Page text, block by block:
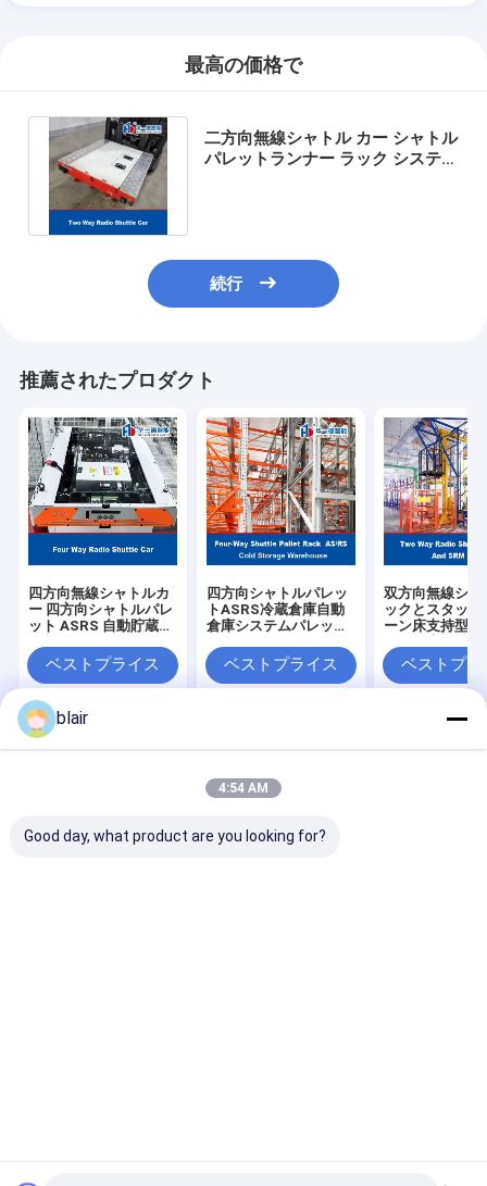
最高の価格で
二方向無線シャトル カー シャトル
パレットランナー ラック システム
続行
推薦されたプロダクト
四方向無線シャトルカ
ー 四方向シャトルパレ
ット ASRS 自動貯蔵と
ランナーラッキング
ベストプライス
四方向シャトルパレッ
トASRS冷蔵倉庫自動
倉庫システムパレット
ベストプライス
双方向無線シャ
ックとスタッカ
ーン床支持型
ASRS（自動保
索システム）
ベストプラ
ホーム 企業情報
Desktop Site
Reserved.
blair
4:54 AM
Good day, what product are you looking for?